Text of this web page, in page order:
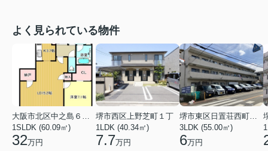
よく見られている物件
大阪市北区中之島６丁目
1SLDK (60.09㎡)
32万円
堺市西区上野芝町１丁
1LDK (40.34㎡)
7.7万円
堺市東区日置荘西町７丁
3LDK (55.00㎡)
6万円